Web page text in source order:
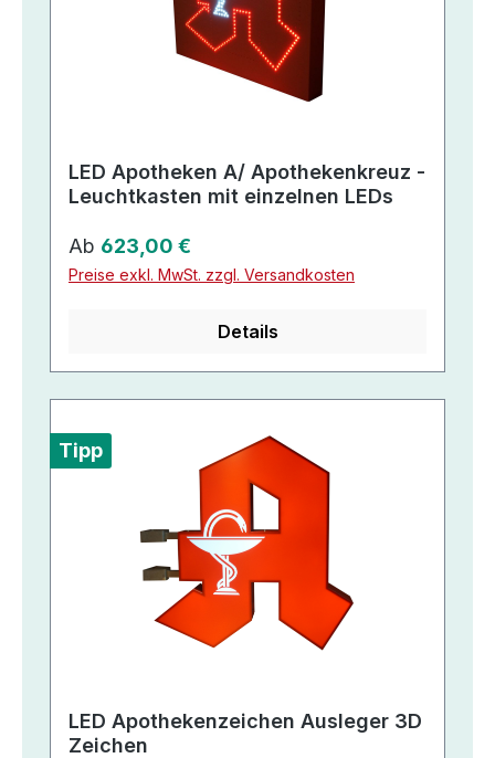
LED Apotheken A/ Apothekenkreuz -
Leuchtkasten mit einzelnen LEDs
Regulärer Preis:
Ab 623,00 €
Preise exkl. MwSt. zzgl. Versandkosten
Details
Tipp
LED Apothekenzeichen Ausleger 3D
Zeichen